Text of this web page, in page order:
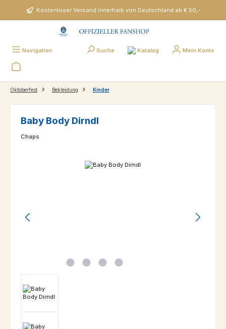
Zum Hauptinhalt springenKostenloser Versand innerhalb von Deutschland ab € 50,-
Navigation Suche Katalog Mein Konto
Oktoberfest Bekleidung Kinder
Baby Body Dirndl
Chaps
Bildergalerie überspringen